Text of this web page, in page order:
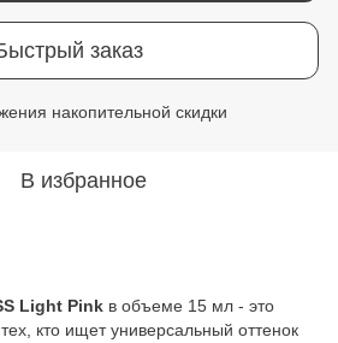
заказ
накопительной скидки
В избранное
Light Pink в объеме 15 мл - это
кто ищет универсальный оттенок